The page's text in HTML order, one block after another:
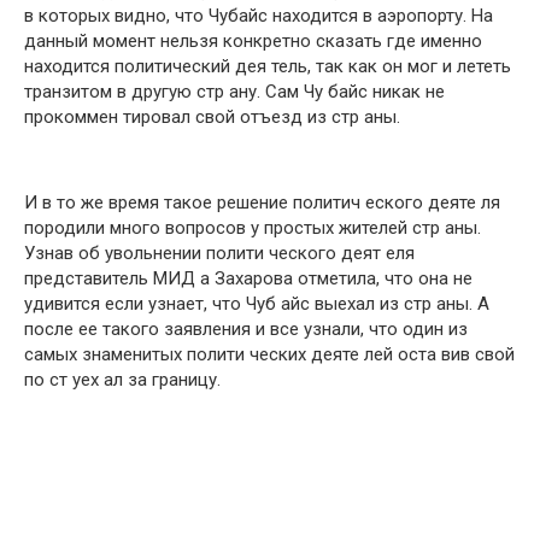
в которых видно, что Чубайс находится в аэропорту. На
данный момент нельзя конкретно сказать где именно
находится политический дея тель, так как он мог и лететь
транзитом в другую стр ану. Сам Чу байс никак не
прокоммен тировал свой отъезд из стр аны.
И в то же время такое решение политич еского деяте ля
породили много вопросов у простых жителей стр аны.
Узнав об увольнении полити ческого деят еля
представитель МИД а Захарова отметила, что она не
удивится если узнает, что Чуб айс выехал из стр аны. А
после ее такого заявления и все узнали, что один из
самых знаменитых полити ческих деяте лей оста вив свой
по ст уех ал за границу.